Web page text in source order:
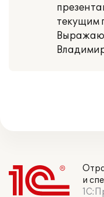
текущим
Выражаю
и